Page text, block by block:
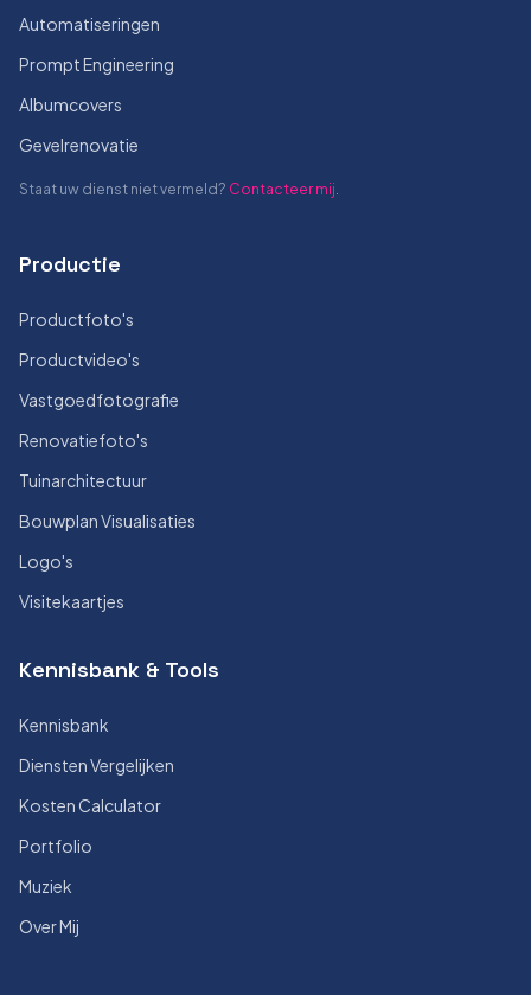
Automatiseringen
Prompt Engineering
Albumcovers
Gevelrenovatie
Staat uw dienst niet vermeld? Contacteer mij.
Productie
Productfoto's
Productvideo's
Vastgoedfotografie
Renovatiefoto's
Tuinarchitectuur
Bouwplan Visualisaties
Logo's
Visitekaartjes
Kennisbank & Tools
Kennisbank
Diensten Vergelijken
Kosten Calculator
Portfolio
Muziek
Over Mij